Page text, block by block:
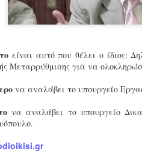
είναι αυτό που θέλει ο ίδιος:
Μεταρρύθμισης για να
να αναλάβει το υπουργείο
να αναλάβει το υπουργείο